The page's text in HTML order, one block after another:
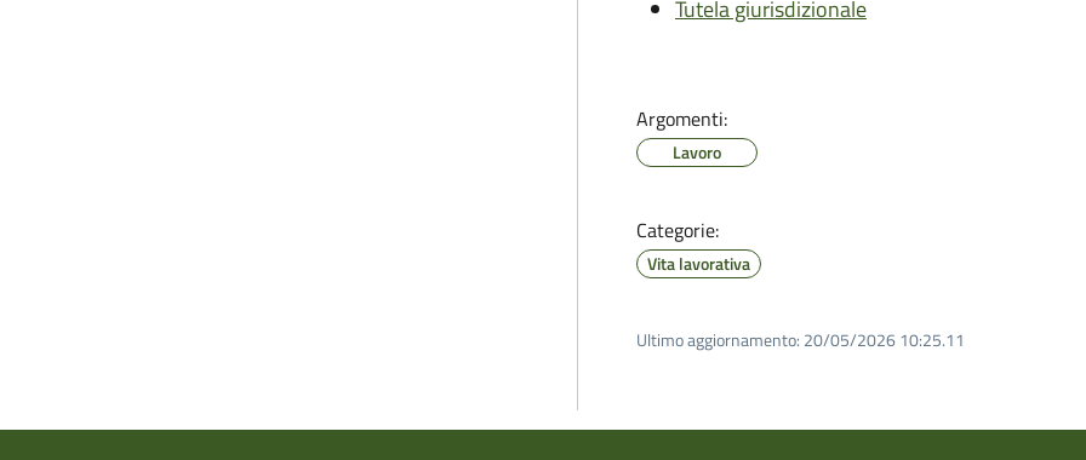
Tutela giurisdizionale
Argomenti:
Lavoro
Categorie:
Vita lavorativa
Ultimo aggiornamento: 20/05/2026 10:25.11